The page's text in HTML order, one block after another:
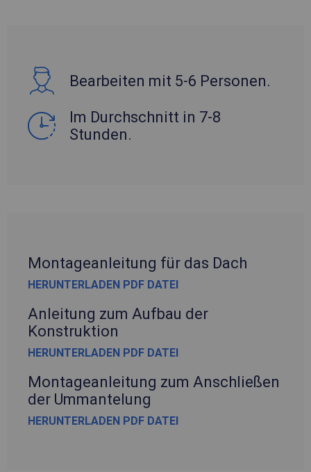
Bearbeiten mit 5-6 Personen.
Im Durchschnitt in 7-8
Stunden.
Montageanleitung für das Dach
HERUNTERLADEN PDF DATEI
Anleitung zum Aufbau der
Konstruktion
HERUNTERLADEN PDF DATEI
Montageanleitung zum Anschließen
der Ummantelung
HERUNTERLADEN PDF DATEI